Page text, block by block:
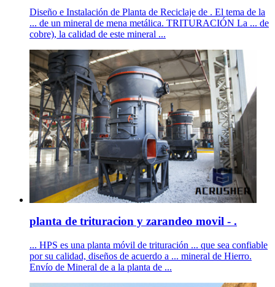
Diseño e Instalación de Planta de Reciclaje de . El tema de la
... de un mineral de mena metálica. TRITURACIÓN La ... de
cobre), la calidad de este mineral ...
planta de trituracion y zarandeo movil - .
... HPS es una planta móvil de trituración ... que sea confiable
por su calidad, diseños de acuerdo a ... mineral de Hierro.
Envío de Mineral de a la planta de ...